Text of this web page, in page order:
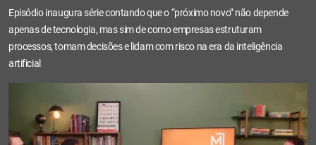
Episódio inaugura série contando que o “próximo novo” não depende
apenas de tecnologia, mas sim de como empresas estruturam
processos, tomam decisões e lidam com risco na era da inteligência
artificial